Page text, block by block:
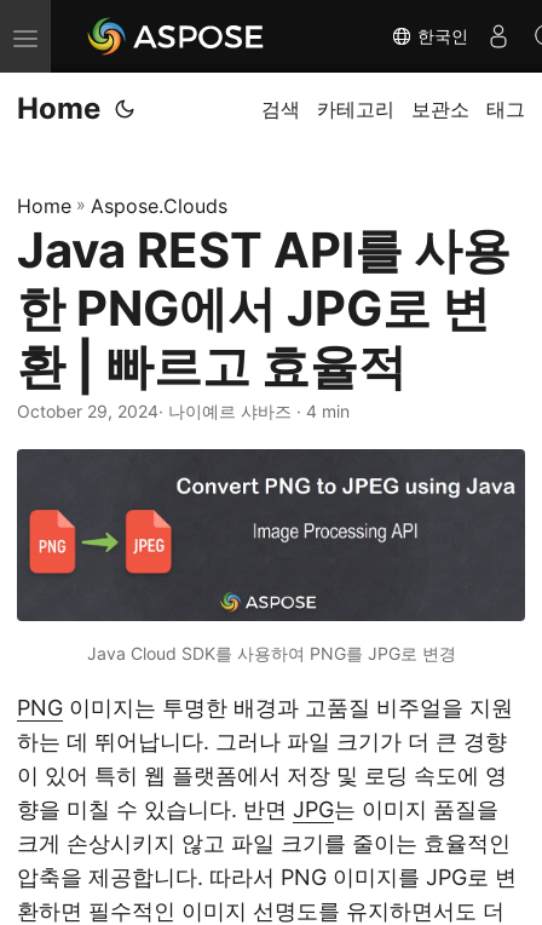
내
비
게
전
한국인
Home 검색 카테고리 보관소 태그
Home » Aspose.Clouds
Java REST API를 사용
한 PNG에서 JPG로 변
환 | 빠르고 효율적
October 29, 2024· 나이예르 샤바즈 · 4 min
Java Cloud SDK를 사용하여 PNG를 JPG로 변경
PNG 이미지는 투명한 배경과 고품질 비주얼을 지원
하는 데 뛰어납니다. 그러나 파일 크기가 더 큰 경향
이 있어 특히 웹 플랫폼에서 저장 및 로딩 속도에 영
향을 미칠 수 있습니다. 반면 JPG는 이미지 품질을
크게 손상시키지 않고 파일 크기를 줄이는 효율적인
압축을 제공합니다. 따라서 PNG 이미지를 JPG로 변
환하면 필수적인 이미지 선명도를 유지하면서도 더